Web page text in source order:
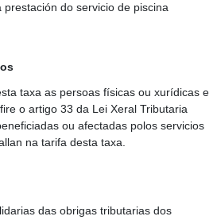
do servicio de piscina
taxa as persoas físicas ou xurídicas e
o artigo 33 da Lei Xeral Tributaria
ou afectadas polos servicios
na tarifa desta taxa.
das obrigas tributarias dos